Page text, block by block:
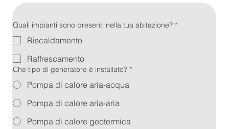
Quali impianti sono presenti nella tua abitazione? *
Riscaldamento
Raffrescamento
Che tipo di generatore è installato? *
Pompa di calore aria-acqua
Pompa di calore aria-aria
Pompa di calore geotermica